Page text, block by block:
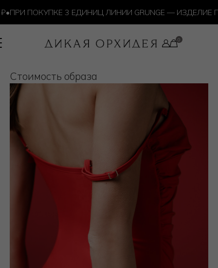
ПРИ ПОКУПКЕ 3 ЕДИНИЦ ЛИНИИ GRUNGE — ИЗДЕЛИЕ
Cтоимость образа